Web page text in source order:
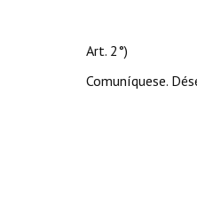
Art. 2°)
Comuníquese.